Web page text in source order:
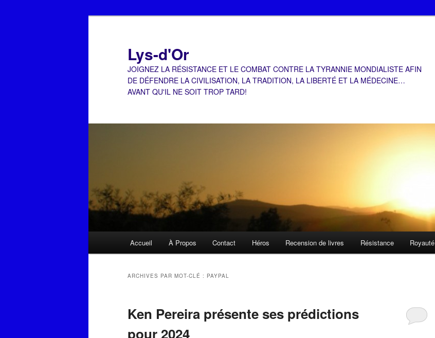
Lys-d'Or
JOIGNEZ LA RÉSISTANCE ET LE COMBAT CONTRE LA TYRANNIE MONDIALISTE AFIN
DE DÉFENDRE LA CIVILISATION, LA TRADITION, LA LIBERTÉ ET LA MÉDECINE…
AVANT QU'IL NE SOIT TROP TARD!
Accueil À Propos Contact Héros Recension de livres Résistance Royauté
ARCHIVES PAR MOT-CLÉ : PAYPAL
Ken Pereira présente ses prédictions
pour 2024